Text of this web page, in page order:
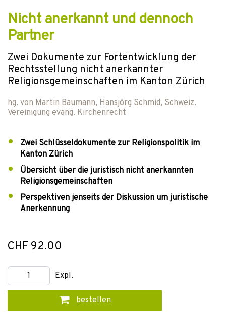
Nicht anerkannt und dennoch
Partner
Zwei Dokumente zur Fortentwicklung der
Rechtsstellung nicht anerkannter
Religionsgemeinschaften im Kanton Zürich
hg. von Martin Baumann, Hansjörg Schmid, Schweiz.
Vereinigung evang. Kirchenrecht
Zwei Schlüsseldokumente zur Religionspolitik im
Kanton Zürich
Übersicht über die juristisch nicht anerkannten
Religionsgemeinschaften
Perspektiven jenseits der Diskussion um juristische
Anerkennung
CHF 92.00
Expl.
bestellen